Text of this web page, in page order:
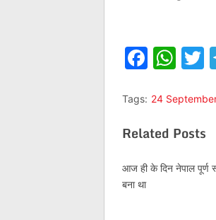
Tags: 24
Related Posts
आज ही के दिन नेपाल पूर्ण
बना था